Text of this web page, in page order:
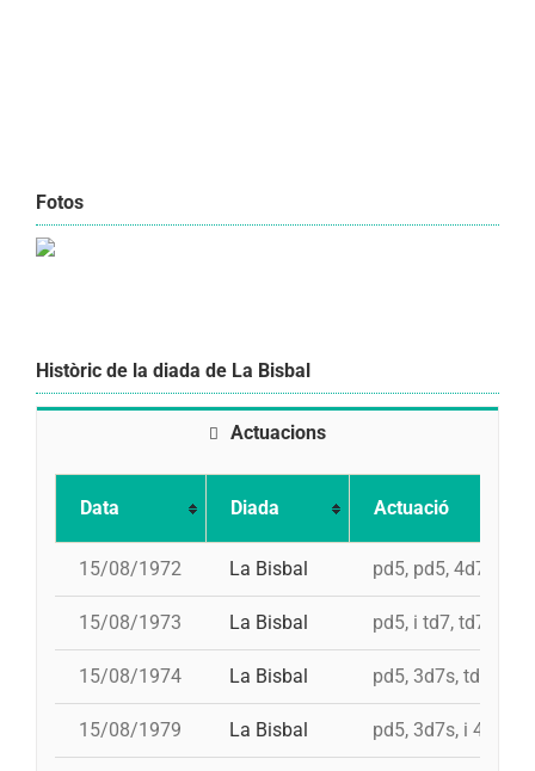
Fotos
Històric de la diada de La Bisbal
Actuacions
Data Diada Actuació
15/08/1972 La Bisbal pd5, pd5, 4d7a,
15/08/1973 La Bisbal pd5, i td7, td7c, 4d8
15/08/1974 La Bisbal pd5, 3d7s, td7,
15/08/1979 La Bisbal pd5, 3d7s, i 4d8, i